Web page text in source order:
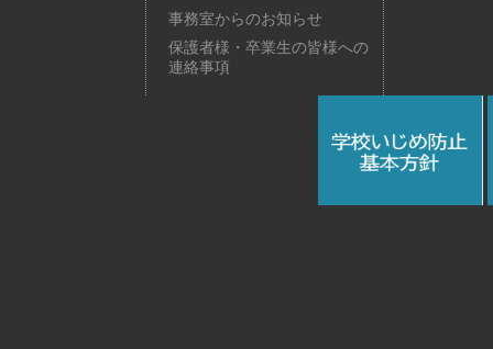
事務室からのお知らせ
保護者様・卒業生の皆様への
連絡事項